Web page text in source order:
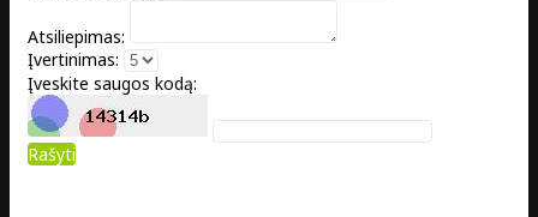
Atsiliepimas:
Įvertinimas:
Įveskite saugos kodą:
Rašyti